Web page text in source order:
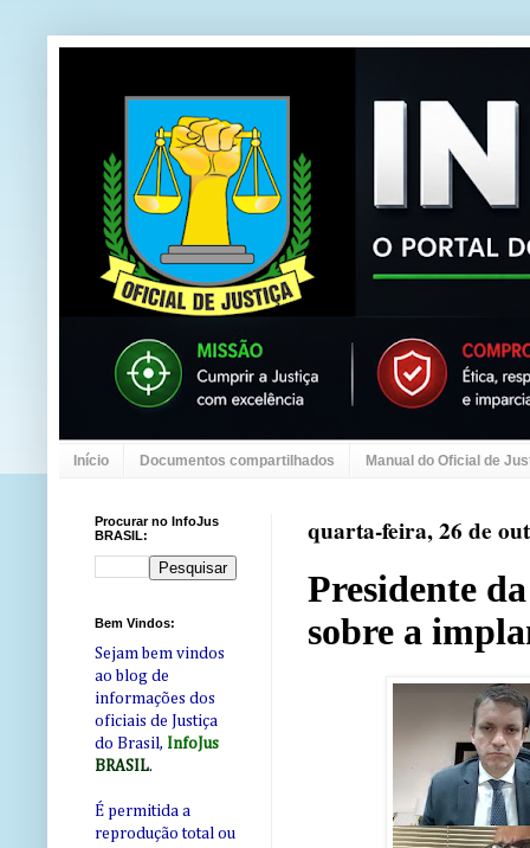
Início Documentos compartilhados Manual do Oficial de
quarta-feira, 26 de
Presidente
sobre a
Procurar no InfoJus
BRASIL:
Bem Vindos:
Sejam bem vindos
ao blog de
informações dos
oficiais de Justiça
do Brasil, InfoJus
BRASIL.
É permitida a
reprodução total ou